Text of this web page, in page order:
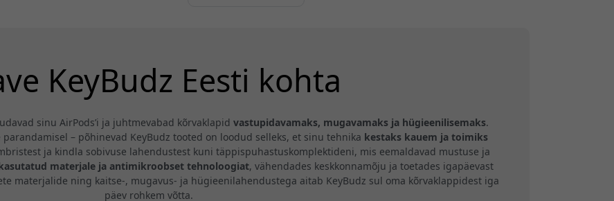
KeyBudz Eesti kohta
sinu AirPods’i ja juhtmevabad kõrvaklapid vastupidavamaks, mugavamaks ja hügieenilisemaks.
– põhinevad KeyBudz tooted on loodud selleks, et sinu tehnika kestaks kauem ja toimiks
ja kindla sobivuse lahendustest kuni täppispuhastuskomplektideni, mis eemaldavad mustuse ja
materjale ja antimikroobset tehnoloogiat, vähendades keskkonnamõju ja toetades igapäevast
materjalide ning kaitse-, mugavus- ja hügieenilahendustega aitab KeyBudz sul oma kõrvaklappidest iga
päev rohkem võtta.